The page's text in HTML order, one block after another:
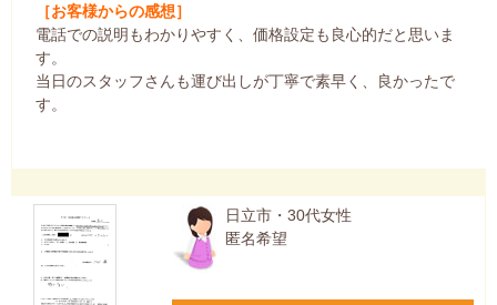
［お客様からの感想］
電話での説明もわかりやすく、価格設定も良心的だと思いま
す。
当日のスタッフさんも運び出しが丁寧で素早く、良かったで
す。
日立市・30代女性
匿名希望